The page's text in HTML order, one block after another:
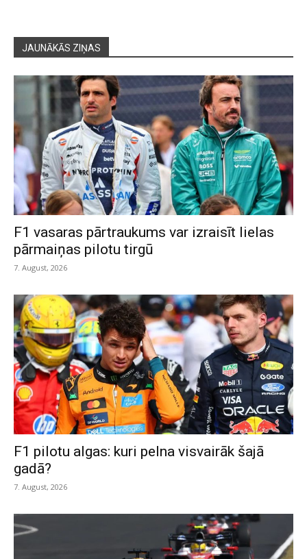
JAUNĀKĀS ZIŅAS
F1 vasaras pārtraukums var izraisīt lielas
pārmaiņas pilotu tirgū
7. August, 2026
F1 pilotu algas: kuri pelna visvairāk šajā
gadā?
7. August, 2026